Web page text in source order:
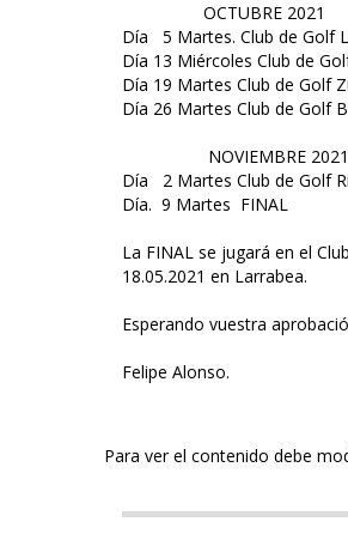
OCTUBRE 2021
Día 5 Martes. Club de Golf
Día 13 Miércoles Club de
Día 19 Martes Club de Golf
Día 26 Martes Club de Golf
NOVIEMBRE 2021
Día 2 Martes Club de Golf
Día. 9 Martes FINAL
La FINAL se jugará en el
18.05.2021 en Larrabea.
Esperando vuestra
Felipe Alonso.
Para ver el contenido debe